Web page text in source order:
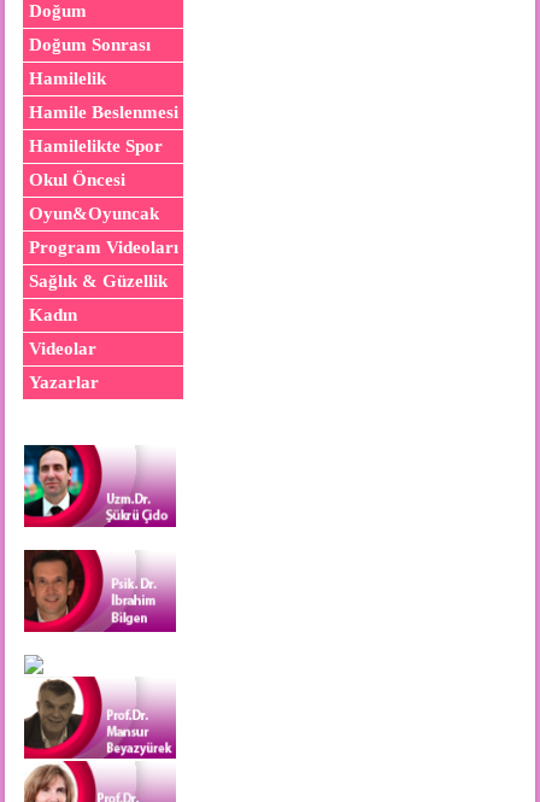
Doğum
Doğum Sonrası
Hamilelik
Hamile Beslenmesi
Hamilelikte Spor
Okul Öncesi
Oyun&Oyuncak
Program Videoları
Sağlık & Güzellik
Kadın
Videolar
Yazarlar